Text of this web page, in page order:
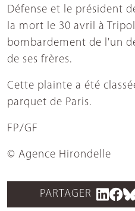
Défense et le président
la mort le 30 avril à
bombardement de l'un
de ses frères.
Cette plainte a été
parquet de Paris.
FP/GF
© Agence Hirondelle
PARTAGER